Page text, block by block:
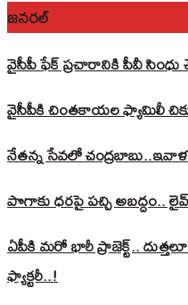
జనరల్
వైసీపీ ఫేక్ ప్రచారానికి పీవీ
వైసీపీకి చింతకాయల ఫ్యామిలీ
నేతన్న సేవలో
పొగాకు ధరపై పచ్చి అబద్దం..
ఏపీకి మరో భారీ ప్రాజెక్ట్..
ఫ్యాక్టరీ..!